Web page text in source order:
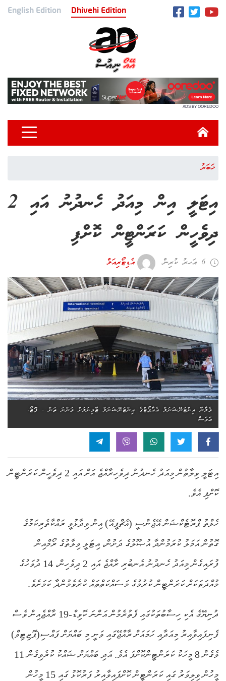
English Edition Dhivehi Edition
ADS BY OOREDOO
ޚަބަރު
އިޓަލީ އިން މިއަދު ހެނދުނު އައި 2
ދިވެހީން ކަރަންޓީން ކޮށްފި
6 އަހރު ކުރިން އެޑިޓޯރިއަލް
ވެލާނާ އިންޓަނޭޝަނަލް އެއާޕޯޓްގެ އިންޓަނޭޝަނަލް ޓާމިނަލަށް ވަންނަ ތަން - ފޮޓޯ:
އަވަސް
އިޓަލީ ވިލާތުން މިއަދު ހެނދުނު ދިވެހިރާއްޖެ އަށް އައި 2 ދިވެހީން ކަރަންޓީން
ކޮށްފި އެވެ.
ހެލްތު ޕްރޮޓެކްޝަން އޭޖެންސީ (އެޗްޕީއޭ) އިން ވިދާޅުވީ ރައްކާތެރިކަމުގެ
ގޮތުން އަމަލު ކުރަމުންދާ އުޞޫލުގެ ދަށުން، އިޓަލީ ވިލާތުގެ ރޯމްއިން
ފުރައިގެން މިއަދު ހެނދުނު އެނބުރި ރާއްޖެ އައި 2 ދިވެހިން، 14 ދުވަހުގެ
މުއްދަތަކަށް ކަރަންޓީން ކުރުމުގެ މަސައްކަތްތައް ކުރެވެމުންދާ ކަމަށެވެ.
ދުނިޔޭގެ އެކި ހިސާބުތަކުގައި ފެތުރެމުން އަންނަ ކޮވިޑް-19 ރާއްޖެއިން ވެސް
ފެނިފައިވާއިރު މިއަދާއި ހަމައަށް ރާއްޖޭގައި ވަނީ މި ބައްޔަށް ފައްސި(ޕޮޒިޓިވް)
ވެގެން 8 މީހަކު ކަރަންޓީންކޮށްފަ އެވެ. އަދި ބައްޔަށް ޝައްކު ކުރެވިގެން 11
މީހުން ވިލިވަރު ގައި ކަރަންޓީން ކޮށްފައިވާއިރު ފަރުކޮޅު ގައި 15 މީހުން